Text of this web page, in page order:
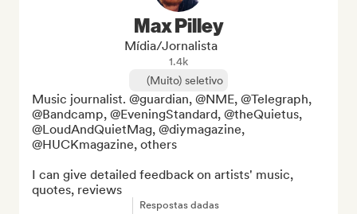
Max Pilley
Mídia/Jornalista
1.4k
(Muito) seletivo
Music journalist. @guardian, @NME, @Telegraph,
@Bandcamp, @EveningStandard, @theQuietus,
@LoudAndQuietMag, @diymagazine,
@HUCKmagazine, others
I can give detailed feedback on artists' music,
quotes, reviews
Respostas dadas